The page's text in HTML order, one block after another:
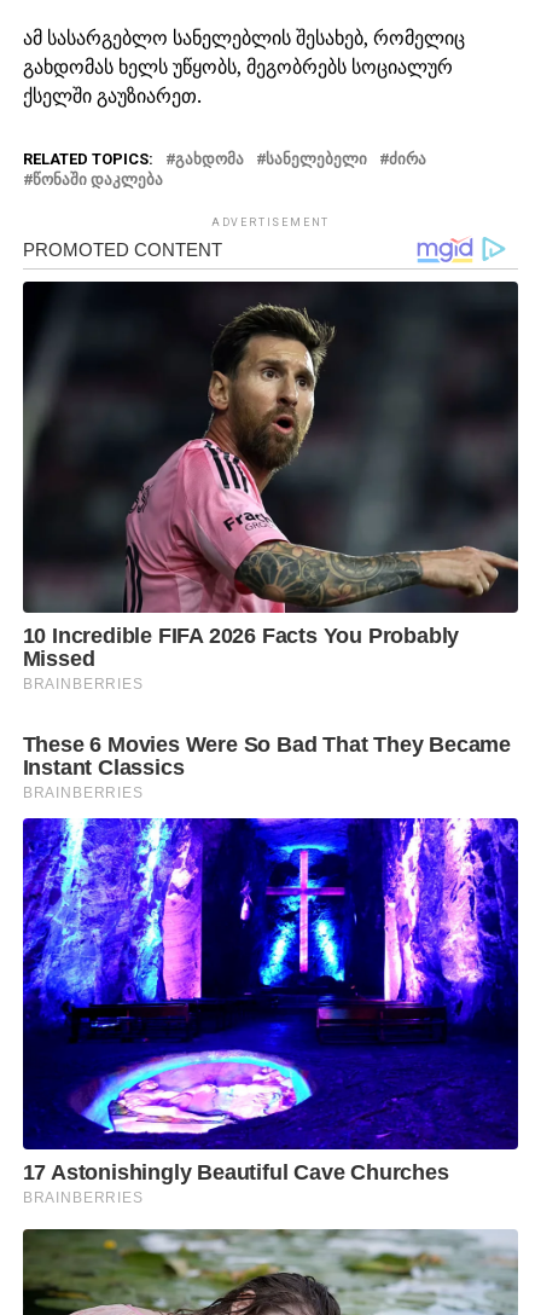
ამ სასარგებლო სანელებლის შესახებ, რომელიც
გახდომას ხელს უწყობს, მეგობრებს სოციალურ
ქსელში გაუზიარეთ.
RELATED TOPICS: ᲒᲐᲮᲓᲝᲛᲐ ᲡᲐᲜᲔᲚᲔᲑᲔᲚᲘ
ᲫᲘᲠᲐ
ᲬᲝᲜᲐᲨᲘ ᲓᲐᲙᲚᲔᲑᲐ
ADVERTISEMENT